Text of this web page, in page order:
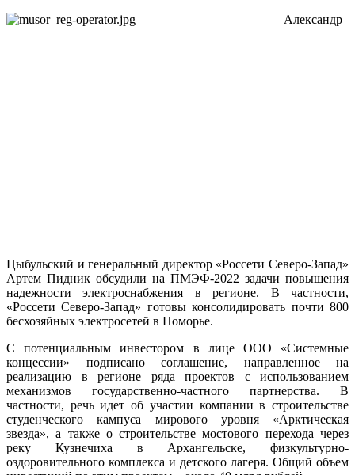
Александр
Цыбульский и генеральный директор «Россети Северо-Запад»
Артем Пидник обсудили на ПМЭФ-2022 задачи повышения
надежности электроснабжения в регионе. В частности,
«Россети Северо-Запад» готовы консолидировать почти 800
бесхозяйных электросетей в Поморье.
C потенциальным инвестором в лице ООО «Системные
концессии» подписано соглашение, направленное на
реализацию в регионе ряда проектов с использованием
механизмов государственно-частного партнерства. В
частности, речь идет об участии компании в строительстве
студенческого кампуса мирового уровня «Арктическая
звезда», а также о строительстве мостового перехода через
реку Кузнечиха в Архангельске, физкультурно-
оздоровительного комплекса и детского лагеря. Общий объем